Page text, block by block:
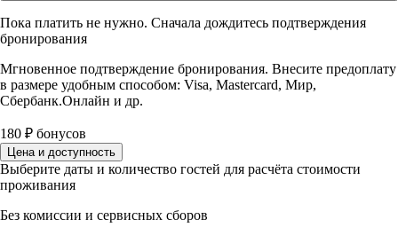
Пока платить не нужно. Сначала дождитесь подтверждения
бронирования
Мгновенное подтверждение бронирования. Внесите предоплату
в размере удобным способом: Visa, Mastercard, Мир,
Сбербанк.Онлайн и др.
180 ₽ бонусов
Цена и доступность
Выберите даты и количество гостей для расчёта стоимости
проживания
Без комиссии и сервисных сборов